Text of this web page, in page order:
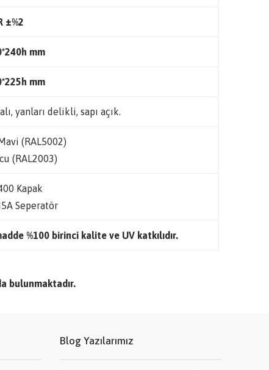
±%2
mm
mm
yanları delikli, sapı açık.
(RAL5002)
(RAL2003)
Kapak
Seperatör
%100 birinci kalite ve UV katkılıdır.
bulunmaktadır.
Blog Yazılarımız